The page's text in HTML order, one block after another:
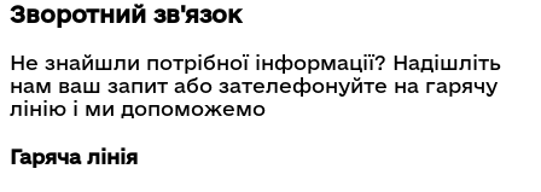
Зворотний зв'язок
Не знайшли потрібної інформації? Надішліть
нам ваш запит або зателефонуйте на гарячу
лінію і ми допоможемо
Гаряча лінія